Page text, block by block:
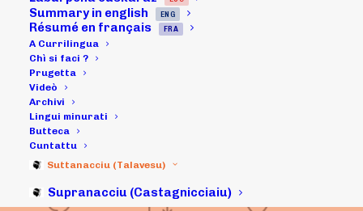
Summary in english ENG
Résumé en français FRA
A Currilingua
Chì si faci ?
Prugetta
Videò
Archivi
Lingui minurati
Butteca
Cuntattu
Suttanacciu (Talavesu)
Supranacciu (Castagnicciaiu)
Umaghju à
Pasquale
Marchetti
09/06/2018